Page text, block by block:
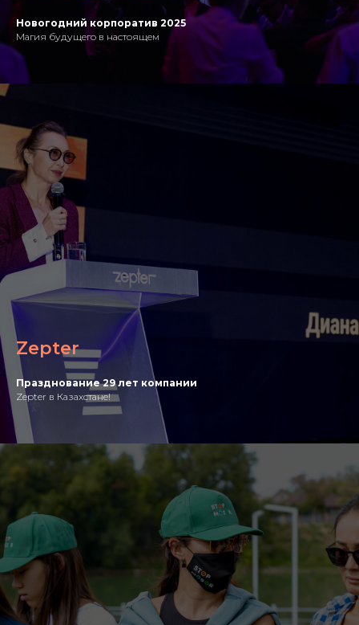
Новогодний корпоратив 2025
Магия будущего в настоящем
Zepter
Празднование 29 лет компании
Zepter в Казахстане!